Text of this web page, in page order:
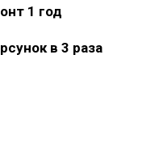
1 год
в 3 раза